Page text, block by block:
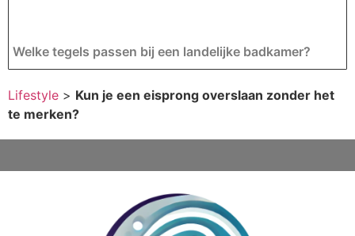
Welke tegels passen bij een landelijke badkamer?
Lifestyle > Kun je een eisprong overslaan zonder het
te merken?